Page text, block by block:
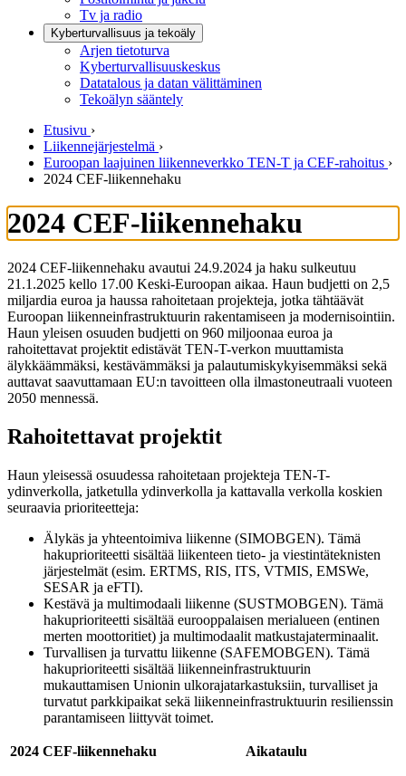
Tv ja radio
Kyberturvallisuus ja tekoäly
Arjen tietoturva
Kyberturvallisuuskeskus
Datatalous ja datan välittäminen
Tekoälyn sääntely
Etusivu ›
Liikennejärjestelmä ›
Euroopan laajuinen liikenneverkko TEN-T ja CEF-rahoitus ›
2024 CEF-liikennehaku
2024 CEF-liikennehaku
2024 CEF-liikennehaku avautui 24.9.2024 ja haku sulkeutuu
21.1.2025 kello 17.00 Keski-Euroopan aikaa. Haun budjetti on 2,5
miljardia euroa ja haussa rahoitetaan projekteja, jotka tähtäävät
Euroopan liikenneinfrastruktuurin rakentamiseen ja modernisointiin.
Haun yleisen osuuden budjetti on 960 miljoonaa euroa ja
rahoitettavat projektit edistävät TEN-T-verkon muuttamista
älykkäämmäksi, kestävämmäksi ja palautumiskykyisemmäksi sekä
auttavat saavuttamaan EU:n tavoitteen olla ilmastoneutraali vuoteen
2050 mennessä.
Rahoitettavat projektit
Haun yleisessä osuudessa rahoitetaan projekteja TEN-T-
ydinverkolla, jatketulla ydinverkolla ja kattavalla verkolla koskien
seuraavia prioriteetteja:
Älykäs ja yhteentoimiva liikenne (SIMOBGEN). Tämä
hakuprioriteetti sisältää liikenteen tieto- ja viestintäteknisten
järjestelmät (esim. ERTMS, RIS, ITS, VTMIS, EMSWe,
SESAR ja eFTI).
Kestävä ja multimodaali liikenne (SUSTMOBGEN). Tämä
hakuprioriteetti sisältää eurooppalaisen merialueen (entinen
merten moottoritiet) ja multimodaalit matkustajaterminaalit.
Turvallisen ja turvattu liikenne (SAFEMOBGEN). Tämä
hakuprioriteetti sisältää liikenneinfrastruktuurin
mukauttamisen Unionin ulkorajatarkastuksiin, turvalliset ja
turvatut parkkipaikat sekä liikenneinfrastruktuurin resilienssin
parantamiseen liittyvät toimet.
2024 CEF-liikennehaku Aikataulu